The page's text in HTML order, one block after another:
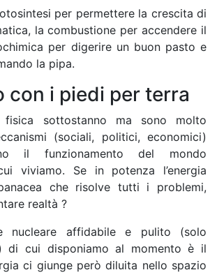
per permettere la crescita di
la combustione per accendere il
per digerire un buon pasto e
la pipa.
con i piedi per terra
sottostanno ma sono molto
(sociali, politici, economici)
il funzionamento del mondo
viviamo. Se in potenza l’energia
che risolve tutti i problemi,
realtà ?
nucleare affidabile e pulito (solo
di cui disponiamo al momento è il
ci giunge però diluita nello spazio